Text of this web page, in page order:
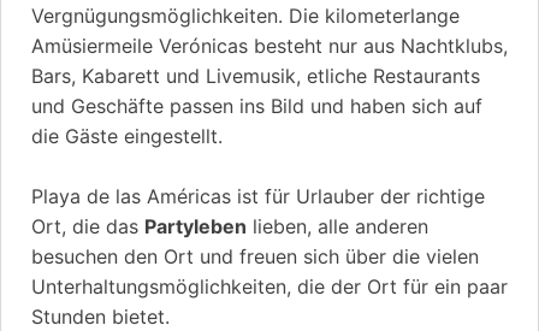
Vergnügungsmöglichkeiten. Die kilometerlange
Amüsiermeile Verónicas besteht nur aus Nachtklubs,
Bars, Kabarett und Livemusik, etliche Restaurants
und Geschäfte passen ins Bild und haben sich auf
die Gäste eingestellt.
Playa de las Américas ist für Urlauber der richtige
Ort, die das Partyleben lieben, alle anderen
besuchen den Ort und freuen sich über die vielen
Unterhaltungsmöglichkeiten, die der Ort für ein paar
Stunden bietet.